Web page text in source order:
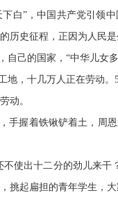
下白”，中国共产党引领
历史征程，正因为人民
自己的国家，“中华儿女
地，十几万人正在劳动
动。
手握着铁锹铲着土，周
使出十二分的劲儿来
挑起扁担的青年学生，